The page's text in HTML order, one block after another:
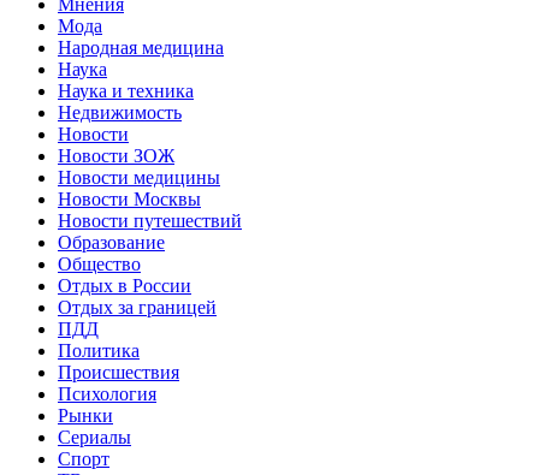
Мнения
Мода
Народная медицина
Наука
Наука и техника
Недвижимость
Новости
Новости ЗОЖ
Новости медицины
Новости Москвы
Новости путешествий
Образование
Общество
Отдых в России
Отдых за границей
ПДД
Политика
Происшествия
Психология
Рынки
Сериалы
Спорт